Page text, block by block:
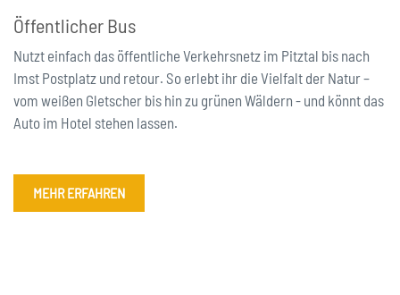
Öffentlicher Bus
Nutzt einfach das öffentliche Verkehrsnetz im Pitztal bis nach
Imst Postplatz und retour. So erlebt ihr die Vielfalt der Natur –
vom weißen Gletscher bis hin zu grünen Wäldern - und könnt das
Auto im Hotel stehen lassen.
MEHR ERFAHREN